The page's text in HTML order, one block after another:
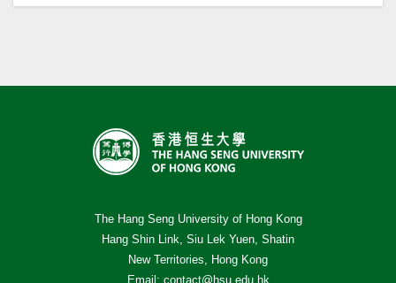
The Hang Seng University of Hong Kong
Hang Shin Link, Siu Lek Yuen, Shatin
New Territories, Hong Kong
Email: contact@hsu.edu.hk